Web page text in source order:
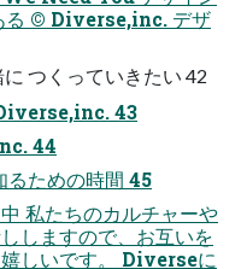
る ©︎ Diverse,inc. デザ
つくっていきたい 42
43
44
ための時間 45
私たちのカルチャーや
しますので、お互いを
しいです。 Diverseに